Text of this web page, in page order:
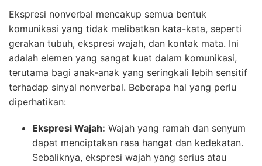
Ekspresi nonverbal mencakup semua bentuk
komunikasi yang tidak melibatkan kata-kata, seperti
gerakan tubuh, ekspresi wajah, dan kontak mata. Ini
adalah elemen yang sangat kuat dalam komunikasi,
terutama bagi anak-anak yang seringkali lebih sensitif
terhadap sinyal nonverbal. Beberapa hal yang perlu
diperhatikan:
Ekspresi Wajah: Wajah yang ramah dan senyum
dapat menciptakan rasa hangat dan kedekatan.
Sebaliknya, ekspresi wajah yang serius atau